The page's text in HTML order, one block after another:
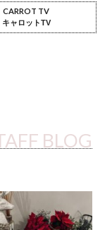
CARROT TV
キャロットTV
BLOG